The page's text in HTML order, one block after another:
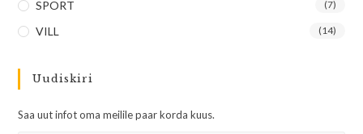
SPORT (7)
VILL (14)
Uudiskiri
Saa uut infot oma meilile paar korda kuus.